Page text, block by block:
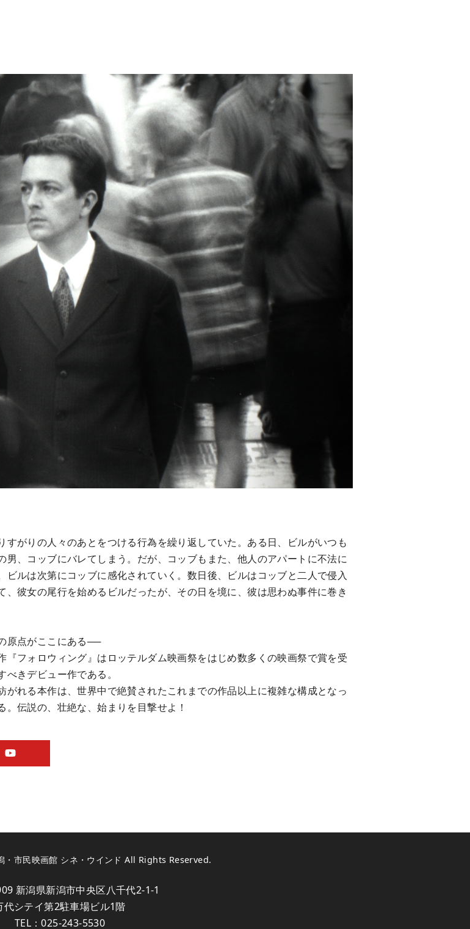
がりの人々のあとをつける行為を繰り返していた。ある日、ビルがいつも
、コッブにバレてしまう。だが、コッブもまた、他人のアパートに不法に
ルは次第にコッブに感化されていく。数日後、ビルはコッブと二人で侵入
彼女の尾行を始めるビルだったが、その日を境に、彼は思わぬ事件に巻き
原点がここにある──
フォロウィング』はロッテルダム映画祭をはじめ数多くの映画祭で賞を受
きデビュー作である。
れる本作は、世界中で絶賛されたこれまでの作品以上に複雑な構成となっ
伝説の、壮絶な、始まりを目撃せよ！
・市民映画館 シネ・ウインド All Rights Reserved.
新潟県新潟市中央区八千代2-1-1
代シテイ第2駐車場ビル1階
TEL：025-243-5530